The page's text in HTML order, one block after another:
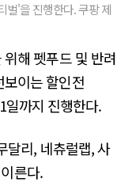
벌'을 진행한다. 쿠팡 제
해 펫푸드 및 반려
이는 할인전
일까지 진행한다.
달리, 네츄럴랩, 사
른다.